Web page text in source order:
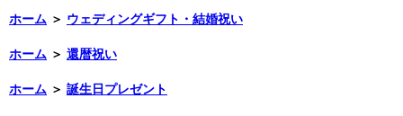
ホーム ＞ ウェディングギフト・結婚祝い
ホーム ＞ 還暦祝い
ホーム ＞ 誕生日プレゼント